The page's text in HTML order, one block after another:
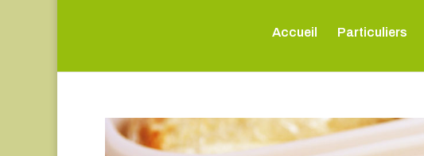
Accueil Particuliers